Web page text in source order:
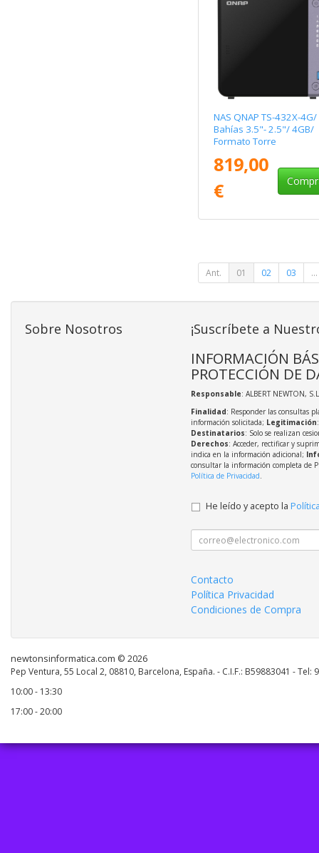
NAS QNAP TS-432X-4G/
Bahías 3.5"- 2.5"/ 4GB/
Formato Torre
819,00
€
Ant. 01 02 03 ...
Sobre Nosotros ¡Suscríbete a
INFORMACIÓN
PROTECCIÓN DE
Responsable: ALBERT NEWTON,
Finalidad: Responder las consultas
información solicitada; Legitimación
Destinatarios: Solo se realizan
Derechos: Acceder, rectificar y
indica en la información adicional;
consultar la información completa de
Política de Privacidad.
He leído y acepto la
Contacto
Política Privacidad
Condiciones de Compra
newtonsinformatica.com © 2026
Pep Ventura, 55 Local 2, 08810, Barcelona, España. - C.I.F.: B59883041 - Tel:
10:00 - 13:30
17:00 - 20:00